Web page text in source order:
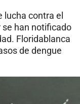
lucha contra el
se han notificado
Floridablanca
de dengue